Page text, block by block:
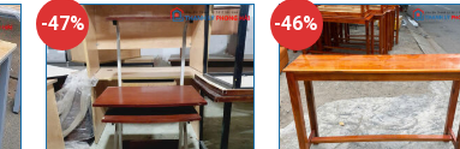
-47% -46%